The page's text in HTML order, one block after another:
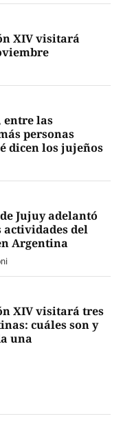
XIV visitará
entre las
personas
dicen los jujeños
Jujuy adelantó
actividades del
Argentina
XIV visitará tres
cuáles son y
una